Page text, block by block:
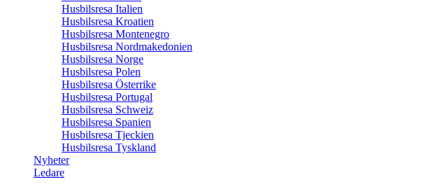
Husbilsresa Italien
Husbilsresa Kroatien
Husbilsresa Montenegro
Husbilsresa Nordmakedonien
Husbilsresa Norge
Husbilsresa Polen
Husbilsresa Österrike
Husbilsresa Portugal
Husbilsresa Schweiz
Husbilsresa Spanien
Husbilsresa Tjeckien
Husbilsresa Tyskland
Nyheter
Ledare